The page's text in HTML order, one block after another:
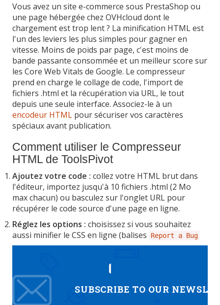
Vous avez un site e-commerce sous PrestaShop ou
une page hébergée chez OVHcloud dont le
chargement est trop lent ? La minification HTML est
l'un des leviers les plus simples pour gagner en
vitesse. Moins de poids par page, c'est moins de
bande passante consommée et un meilleur score sur
les Core Web Vitals de Google. Le compresseur
prend en charge le collage de code, l'import de
fichiers .html et la récupération via URL, le tout
depuis une seule interface. Associez-le à un
encodeur HTML pour sécuriser vos caractères
spéciaux avant publication.
Comment utiliser le Compresseur
HTML de ToolsPivot
Ajoutez votre code : collez votre HTML brut dans
l'éditeur, importez jusqu'à 10 fichiers .html (2 Mo
max chacun) ou basculez sur l'onglet URL pour
récupérer le code source d'une page en ligne.
Réglez les options : choisissez si vous souhaitez
aussi minifier le CSS en ligne (balises
Report a Bug
SUBSCRIBE TO OUR